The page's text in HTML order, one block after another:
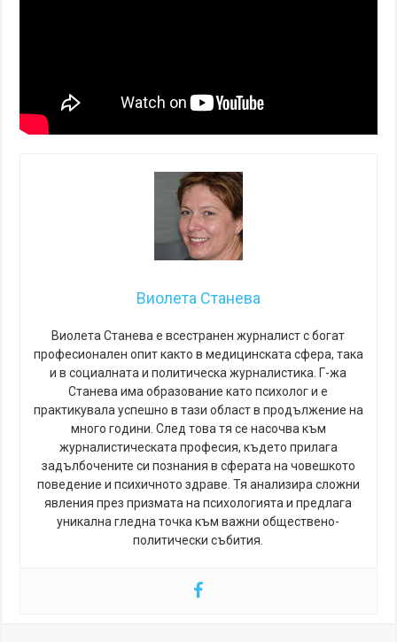
Виолета Станева
Виолета Станева е всестранен журналист с богат
професионален опит както в медицинската сфера, така
и в социалната и политическа журналистика. Г-жа
Станева има образование като психолог и е
практикувала успешно в тази област в продължение на
много години. След това тя се насочва към
журналистическата професия, където прилага
задълбочените си познания в сферата на човешкото
поведение и психичното здраве. Тя анализира сложни
явления през призмата на психологията и предлага
уникална гледна точка към важни обществено-
политически събития.